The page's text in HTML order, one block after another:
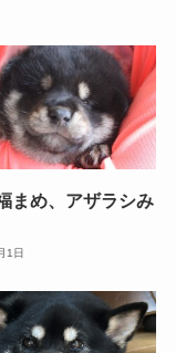
まめ、アザラシみ
1日